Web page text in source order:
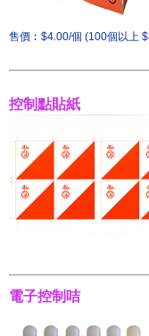
售價︰$4.00/個 (100個以上
控制點貼紙
電子控制咭